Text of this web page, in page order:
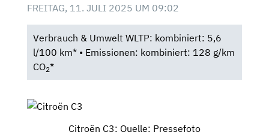
FREITAG, 11. JULI 2025 UM 09:02
Verbrauch & Umwelt WLTP: kombiniert: 5,6
l/100 km* • Emissionen: kombiniert: 128 g/km
CO2*
Citroën C3; Quelle: Pressefoto